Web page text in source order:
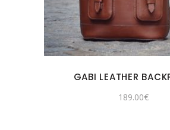
GABI LEATHER
189.00€